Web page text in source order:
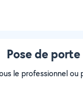
Pose de
le professionnel